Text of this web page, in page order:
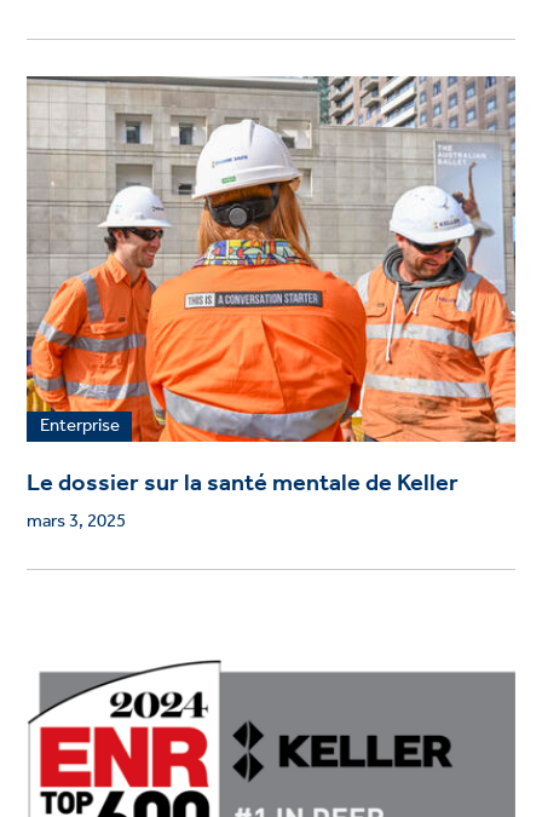
Enterprise
Le dossier sur la santé mentale de Keller
mars 3, 2025